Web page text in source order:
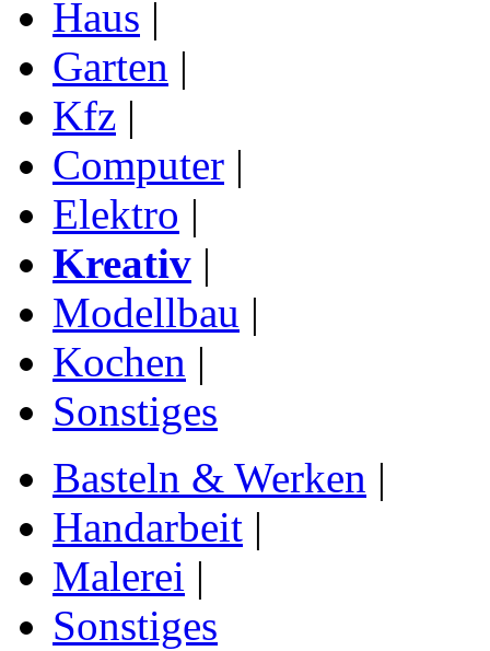
Haus |
Garten |
Kfz |
Computer |
Elektro |
Kreativ |
Modellbau |
Kochen |
Sonstiges
Basteln & Werken |
Handarbeit |
Malerei |
Sonstiges